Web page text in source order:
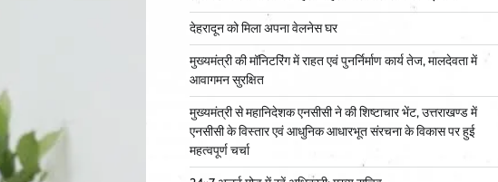
देहरादून को मिला अपना वेलनेस घर
मुख्यमंत्री की मॉनिटरिंग में राहत एवं पुनर्निर्माण कार्य तेज, मालदेवता में
आवागमन सुरक्षित
मुख्यमंत्री से महानिदेशक एनसीसी ने की शिष्टाचार भेंट, उत्तराखण्ड में
एनसीसी के विस्तार एवं आधुनिक आधारभूत संरचना के विकास पर हुई
महत्वपूर्ण चर्चा